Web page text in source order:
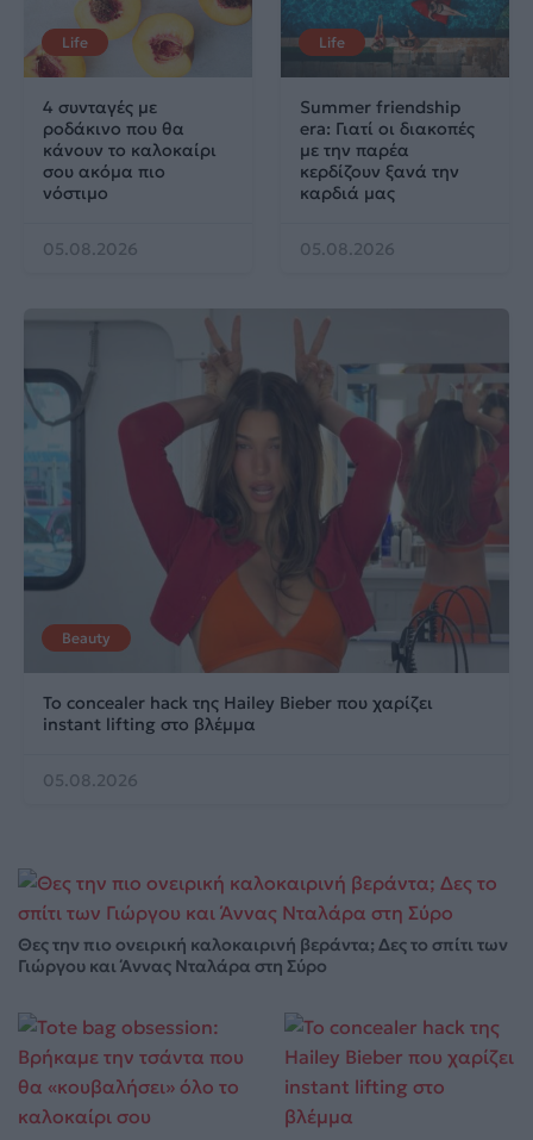
Life
4 συνταγές με
ροδάκινο που θα
κάνουν το καλοκαίρι
σου ακόμα πιο
νόστιμο
05.08.2026
Life
Summer friendship
era: Γιατί οι διακοπές
με την παρέα
κερδίζουν ξανά την
καρδιά μας
05.08.2026
Beauty
Το concealer hack της Hailey Bieber που χαρίζει
instant lifting στο βλέμμα
05.08.2026
Θες την πιο ονειρική καλοκαιρινή βεράντα; Δες το σπίτι των
Γιώργου και Άννας Νταλάρα στη Σύρο